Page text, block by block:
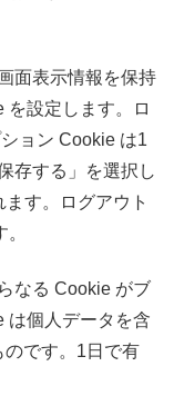
面表示情報を保持
を設定します。ロ
ョン Cookie は1
存する」を選択し
す。ログアウト
なる Cookie がブ
は個人データを含
のです。1日で有